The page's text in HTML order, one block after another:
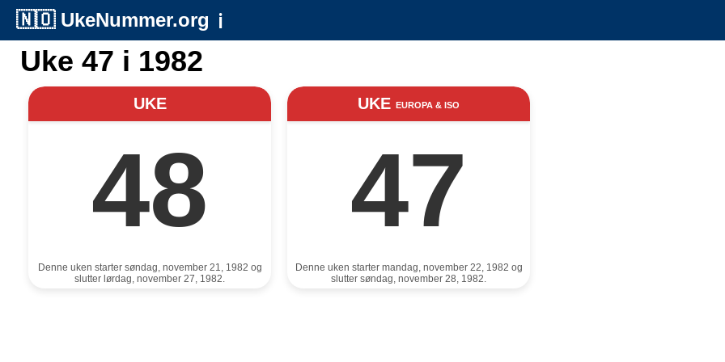
🇳🇴 UkeNummer.org ℹ️
Uke 47 i 1982
UKE
48
Denne uken starter søndag, november 21, 1982 og
slutter lørdag, november 27, 1982.
UKE EUROPA & ISO
47
Denne uken starter mandag, november 22, 1982 og
slutter søndag, november 28, 1982.